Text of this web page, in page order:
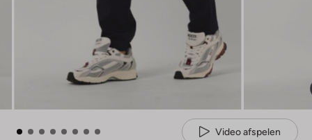
Video afspelen